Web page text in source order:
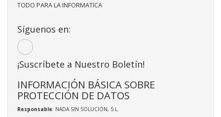
TODO PARA LA INFORMATICA
Síguenos en:
¡Suscríbete a Nuestro Boletín!
INFORMACIÓN BÁSICA SOBRE
PROTECCIÓN DE DATOS
Responsable: NADA SIN SOLUCION, S.L.